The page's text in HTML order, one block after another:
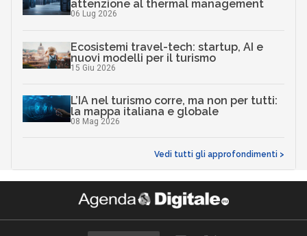
attenzione al thermal management
06 Lug 2026
Ecosistemi travel-tech: startup, AI e
nuovi modelli per il turismo
15 Giu 2026
L’IA nel turismo corre, ma non per tutti:
la mappa italiana e globale
08 Mag 2026
Vedi tutti gli approfondimenti >